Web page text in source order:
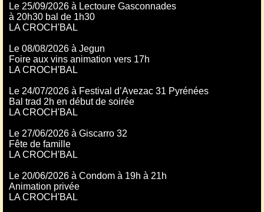
Le 25/09/2026 à Lectoure Gasconnades
à 20h30 bal de 1h30
LA CROCH'BAL
Le 08/08/2026 à Jegun
Foire aux vins animation vers 17h
LA CROCH'BAL
Le 24/07/2026 à Festival d’Avezac 31 Pyrénées
Bal trad 2h en début de soirée
LA CROCH'BAL
Le 27/06/2026 à Giscarro 32
Fête de famille
LA CROCH'BAL
Le 20/06/2026 à Condom à 19h à 21h
Animation privée
LA CROCH'BAL